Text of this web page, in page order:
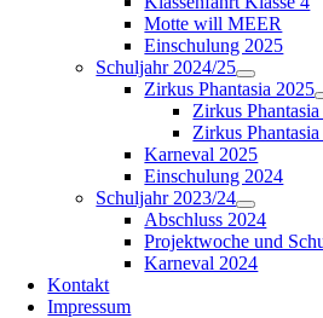
Motte will MEER
Einschulung 2025
Schuljahr 2024/25
Zirkus Phantasia 2025
Zirkus
Zirkus
Karneval 2025
Einschulung 2024
Schuljahr 2023/24
Abschluss 2024
Projektwoche und
Karneval 2024
Kontakt
Impressum